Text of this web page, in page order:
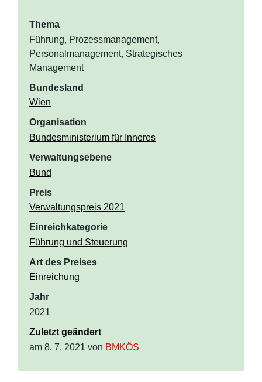
Thema
Führung, Prozessmanagement,
Personalmanagement, Strategisches
Management
Bundesland
Wien
Organisation
Bundesministerium für Inneres
Verwaltungsebene
Bund
Preis
Verwaltungspreis 2021
Einreichkategorie
Führung und Steuerung
Art des Preises
Einreichung
Jahr
2021
Zuletzt geändert
am 8. 7. 2021 von BMKÖS